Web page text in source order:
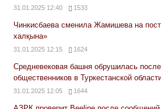
31.01.2025 12:40 1533
Чинкисбаева сменила Жамишева на
халқына»
31.01.2025 12:15 1624
Средневековая башня обрушилась
общественников в Туркестанской
31.01.2025 12:05 1644